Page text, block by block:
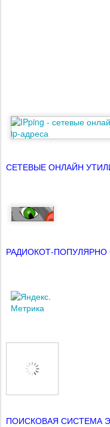
СЕТЕВЫЕ ОНЛАЙН
РАДИОКОТ-ПОПУЛЯРНО
ПОИСКОВАЯ СИСТЕМА